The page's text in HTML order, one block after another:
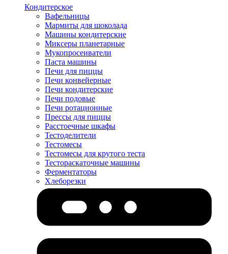
Кондитерское
Вафельницы
Мармиты для шоколада
Машины кондитерские
Миксеры планетарные
Мукопросеиватели
Паста машины
Печи для пиццы
Печи конвейерные
Печи кондитерские
Печи подовые
Печи ротационные
Прессы для пиццы
Расстоечные шкафы
Тестоделители
Тестомесы
Тестомесы для крутого теста
Тестораскаточные машины
Ферментаторы
Хлеборезки